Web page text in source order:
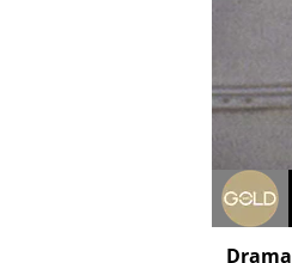
Drama